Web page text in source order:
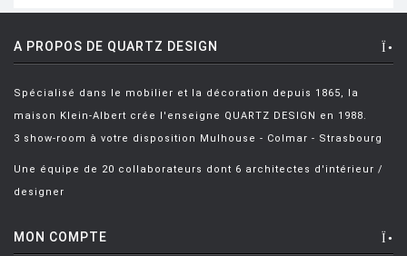
A PROPOS DE QUARTZ DESIGN
Spécialisé dans le mobilier et la décoration depuis 1865, la
maison Klein-Albert crée l'enseigne QUARTZ DESIGN en 1988.
3 show-room à votre disposition Mulhouse - Colmar - Strasbourg
Une équipe de 20 collaborateurs dont 6 architectes d'intérieur /
designer
MON COMPTE